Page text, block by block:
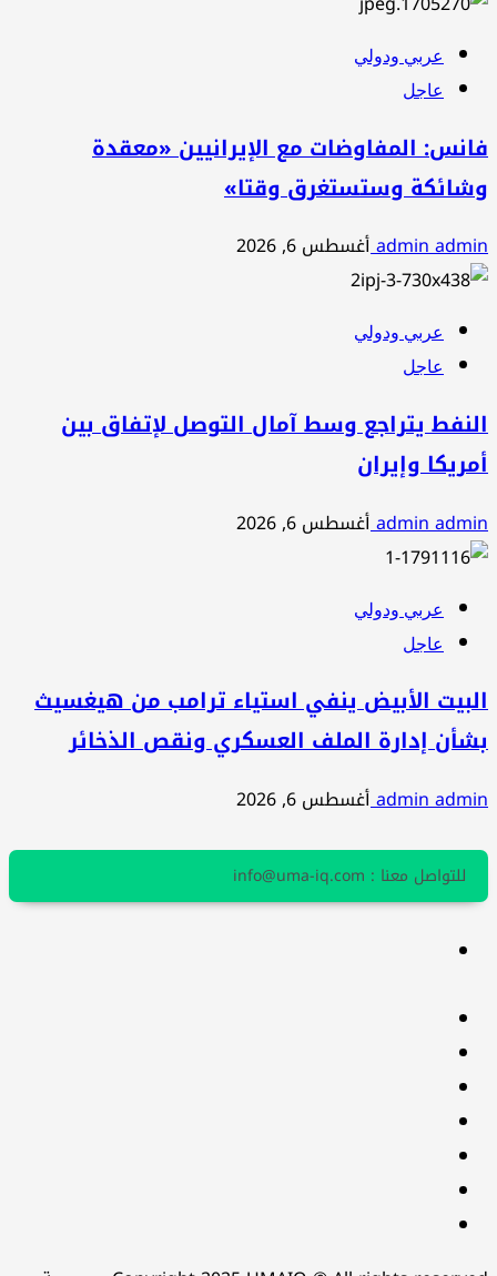
عربي ودولي
عاجل
فانس: المفاوضات مع الإيرانيين «معقدة
وشائكة وستستغرق وقتا»
admin adminأغسطس 6, 2026
عربي ودولي
عاجل
النفط يتراجع وسط آمال التوصل لإتفاق بين
أمريكا وإيران
admin adminأغسطس 6, 2026
عربي ودولي
عاجل
البيت الأبيض ينفي استياء ترامب من هيغسيث
بشأن إدارة الملف العسكري ونقص الذخائر
admin adminأغسطس 6, 2026
للتواصل معنا : info@uma-iq.com